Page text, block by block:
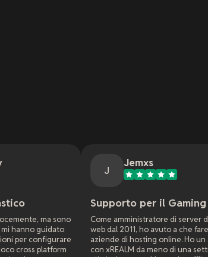
Supporto per il Gaming Online
Come amministratore di server di gioco e siti
web dal 2011, ho avuto a che fare con molte
aziende di hosting online. Ho un server di gioco
con xREALM da meno di una settimana e hanno